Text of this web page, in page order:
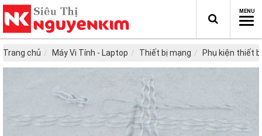
Trang chủ Máy Vi Tính - Laptop Thiết bị mạng Phụ kiện thiết